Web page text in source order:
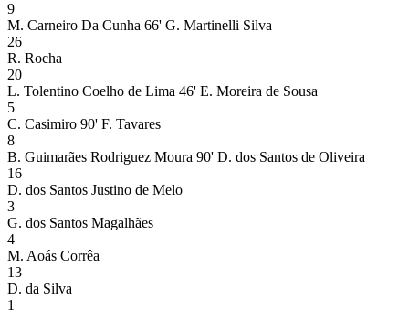
9
M. Carneiro Da Cunha 66' G. Martinelli Silva
26
R. Rocha
20
L. Tolentino Coelho de Lima 46' E. Moreira de Sousa
5
C. Casimiro 90' F. Tavares
8
B. Guimarães Rodriguez Moura 90' D. dos Santos de Oliveira
16
D. dos Santos Justino de Melo
3
G. dos Santos Magalhães
4
M. Aoás Corrêa
13
D. da Silva
1